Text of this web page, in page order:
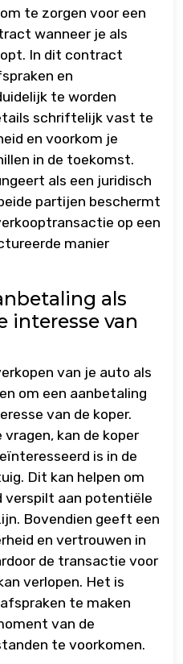
te zorgen voor een
wanneer je als
In dit contract
en
te worden
schriftelijk vast te
en voorkom je
in de toekomst.
als een juridisch
partijen beschermt
op een
manier
als
interesse van
van je auto als
om een aanbetaling
van de koper.
kan de koper
is in de
Dit kan helpen om
aan potentiële
Bovendien geeft een
en vertrouwen in
de transactie voor
verlopen. Het is
te maken
van de
te voorkomen.